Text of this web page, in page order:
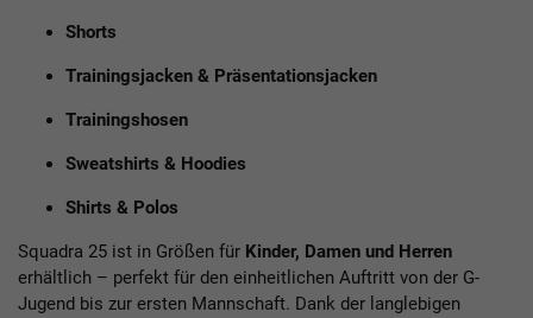
Shorts
Trainingsjacken & Präsentationsjacken
Trainingshosen
Sweatshirts & Hoodies
Shirts & Polos
Squadra 25 ist in Größen für Kinder, Damen und Herren
erhältlich – perfekt für den einheitlichen Auftritt von der G-
Jugend bis zur ersten Mannschaft. Dank der langlebigen